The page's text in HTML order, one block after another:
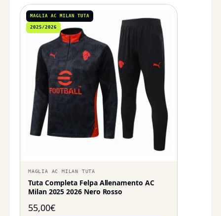
MAGLIA AC MILAN TUTA
2025/2026
MAGLIA AC MILAN TUTA
Tuta Completa Felpa Allenamento AC
Milan 2025 2026 Nero Rosso
55,00€